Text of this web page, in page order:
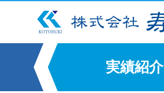
実績紹介